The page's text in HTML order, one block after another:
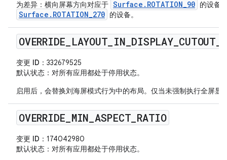
为差异：横向屏幕方向对应于 Surface.ROTATION_90 的设备
Surface.ROTATION_270 的设备。
OVERRIDE LAYOUT IN DISPLAY_ CUTOUT
变更 ID ：332679525
默认状态 ：对所有应用都处于停用状态。
启用后，会替换刘海屏模式行为中的布局。仅当未强制执行全屏显
OVERRIDE MIN ASPECT RATIO
变更 ID ：174042980
默认状态 ：对所有应用都处于停用状态。